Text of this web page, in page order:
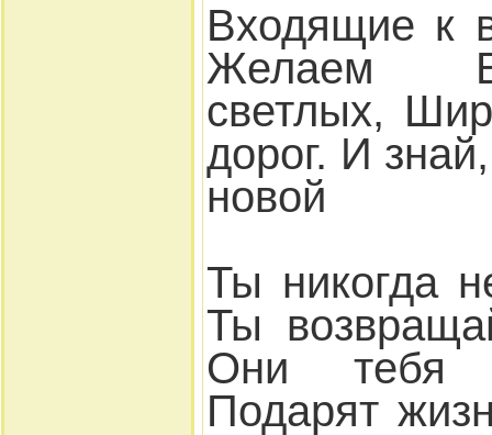
Входящие к
Желаем
светлых,
дорог. И
новой
Ты никогда
Ты
Они тебя
Подарят